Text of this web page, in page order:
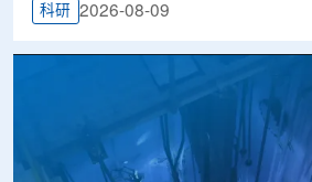
科研 2026-08-09